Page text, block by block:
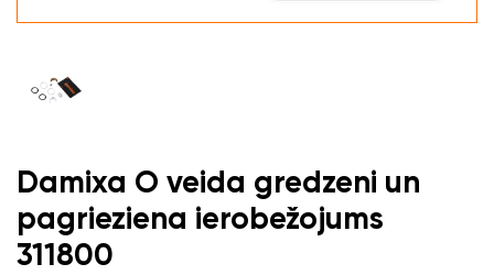
Damixa O veida gredzeni un
pagrieziena ierobežojums
311800